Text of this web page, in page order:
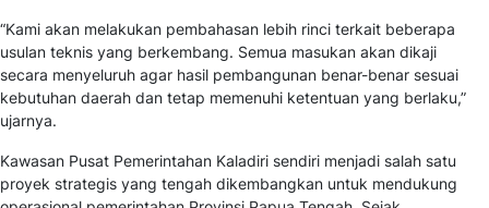
“Kami akan melakukan pembahasan lebih rinci terkait beberapa
usulan teknis yang berkembang. Semua masukan akan dikaji
secara menyeluruh agar hasil pembangunan benar-benar sesuai
kebutuhan daerah dan tetap memenuhi ketentuan yang berlaku,”
ujarnya.
Kawasan Pusat Pemerintahan Kaladiri sendiri menjadi salah satu
proyek strategis yang tengah dikembangkan untuk mendukung